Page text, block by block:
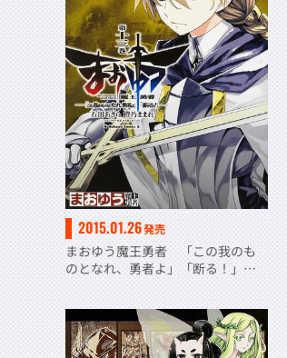
2015.01.26発売
まおゆう魔王勇者 「この我のも
のとなれ、勇者よ」「断る！」